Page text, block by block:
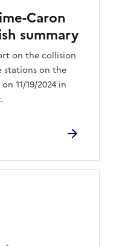
Caron
summary
on the collision
stations on the
11/19/2024 in